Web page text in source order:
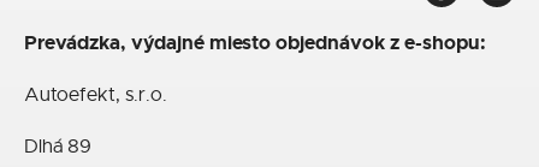
Prevádzka, výdajné miesto objednávok z e-shopu:
Autoefekt, s.r.o.
Dlhá 89